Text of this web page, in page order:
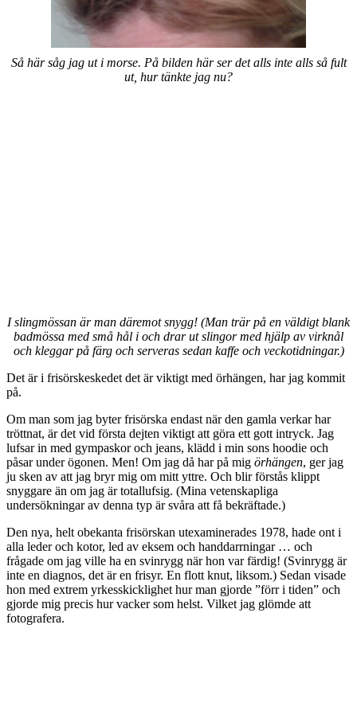
Så här såg jag ut i morse. På bilden här ser det alls inte alls så fult
ut, hur tänkte jag nu?
I slingmössan är man däremot snygg! (Man trär på en väldigt blank
badmössa med små hål i och drar ut slingor med hjälp av virknål
och kleggar på färg och serveras sedan kaffe och veckotidningar.)
Det är i frisörskeskedet det är viktigt med örhängen, har jag kommit
på.
Om man som jag byter frisörska endast när den gamla verkar har
tröttnat, är det vid första dejten viktigt att göra ett gott intryck. Jag
lufsar in med gympaskor och jeans, klädd i min sons hoodie och
påsar under ögonen. Men! Om jag då har på mig örhängen, ger jag
ju sken av att jag bryr mig om mitt yttre. Och blir förstås klippt
snyggare än om jag är totallufsig. (Mina vetenskapliga
undersökningar av denna typ är svåra att få bekräftade.)
Den nya, helt obekanta frisörskan utexaminerades 1978, hade ont i
alla leder och kotor, led av eksem och handdarrningar … och
frågade om jag ville ha en svinrygg när hon var färdig! (Svinrygg är
inte en diagnos, det är en frisyr. En flott knut, liksom.) Sedan visade
hon med extrem yrkesskicklighet hur man gjorde ”förr i tiden” och
gjorde mig precis hur vacker som helst. Vilket jag glömde att
fotografera.